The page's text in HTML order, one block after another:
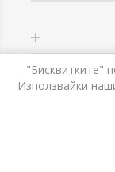
Авторски
"Бисквитките"
Използвайки